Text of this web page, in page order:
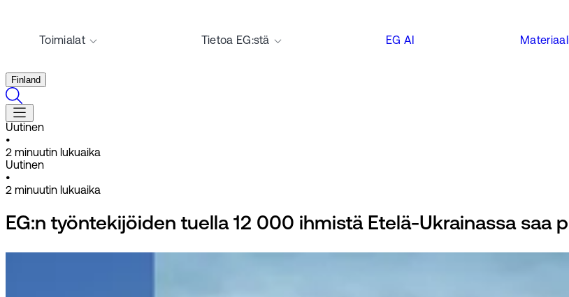
Toimialat Tietoa EG:stä EG AI
Finland
Uutinen
•
2 minuutin lukuaika
Uutinen
•
2 minuutin lukuaika
EG:n työntekijöiden tuella 12 000 ihmistä Etelä-Ukrainassa saa